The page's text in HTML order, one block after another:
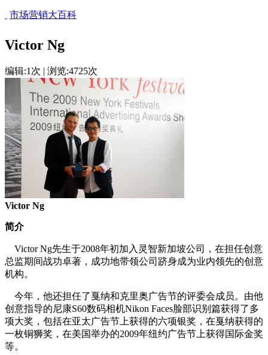
市场营销大百科
Victor Ng
编辑:1次 | 浏览:4725次
Victor Ng
简介
Victor Ng先生于2008年初加入灵智新加坡公司，在担任创意
总监期间战功卓著，成功地带领公司跻身成为业内领先的创意
机构。
今年，他还担任了戛纳和克里奥广告节的评委会成员。由他
创意指导的尼康S60数码相机Nikon Faces脸部识别篇获得了多
项大奖，包括在亚太广告节上获得的六项银奖，在戛纳获得的
一枚铜狮奖，在美国举办的2009年纽约广告节上获得国际金奖
等。